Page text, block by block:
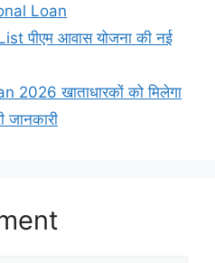
Loan
पीएम आवास योजना की नई
खाताधारकों को मिलेगा
जानकारी